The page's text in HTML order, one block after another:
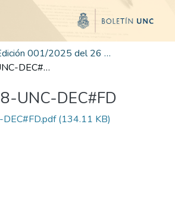
Edición 001/2025 del 26 de mayo de 2025
RD-2025-58-UNC-DEC#FD
UNC-DEC#FD
(134.11 KB)